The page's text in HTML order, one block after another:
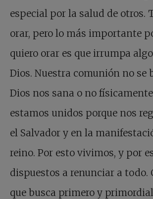
especial por la salud de otros.
orar, pero lo más importante
quiero orar es que irrumpa
Dios. Nuestra comunión no se
Dios nos sana o no
estamos unidos porque nos
el Salvador y en la
reino. Por esto vivimos, y por
dispuestos a renunciar a todo.
que busca primero y